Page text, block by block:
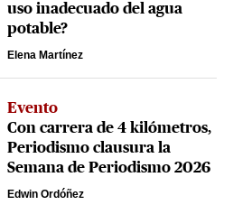
uso inadecuado del agua
potable?
Elena Martínez
Evento
Con carrera de 4 kilómetros,
Periodismo clausura la
Semana de Periodismo 2026
Edwin Ordóñez